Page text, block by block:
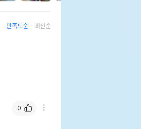
만족도순 최신순
0